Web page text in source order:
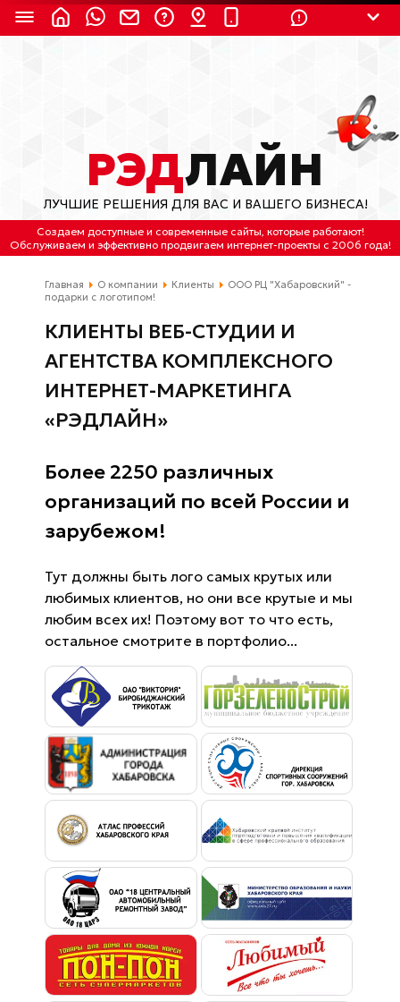
(с 2:30 до 11:30 по
Бесплатно по России
(4212) 658-653
(4212) 637-673
Отдельный вход \ Левый торец здания
info@lred.ru
Все контакты
РЭДЛАЙН
ЛУЧШИЕ РЕШЕНИЯ ДЛЯ ВАС И ВАШЕГО БИЗНЕСА!
Создаем доступные и современные сайты, которые работают!
Обслуживаем и эффективно продвигаем интернет-проекты с 2006 года!
Главная О компании Клиенты
ООО РЦ "Хабаровский" -
подарки с логотипом!
КЛИЕНТЫ ВЕБ-СТУДИИ И
АГЕНТСТВА КОМПЛЕКСНОГО
ИНТЕРНЕТ-МАРКЕТИНГА
«РЭДЛАЙН»
Более 2250 различных
организаций по всей России и
зарубежом!
Тут должны быть лого самых крутых или
любимых клиентов, но они все крутые и мы
любим всех их! Поэтому вот то что есть,
остальное смотрите в портфолио...